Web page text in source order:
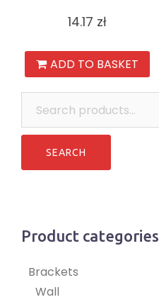
14.17 zł
ADD TO BASKET
Product categories
Brackets
Wall